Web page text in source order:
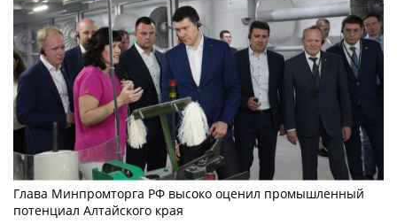
Глава Минпромторга РФ высоко оценил промышленный
потенциал Алтайского края